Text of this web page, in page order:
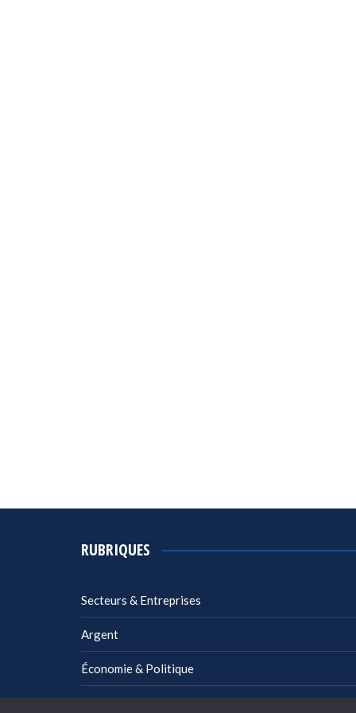
RUBRIQUES
Secteurs & Entreprises
Argent
Économie & Politique
Management